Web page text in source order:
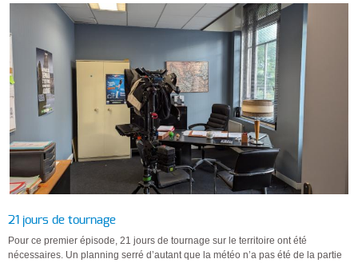
21 jours de tournage
Pour ce premier épisode, 21 jours de tournage sur le territoire ont été
nécessaires. Un planning serré d’autant que la météo n’a pas été de la partie